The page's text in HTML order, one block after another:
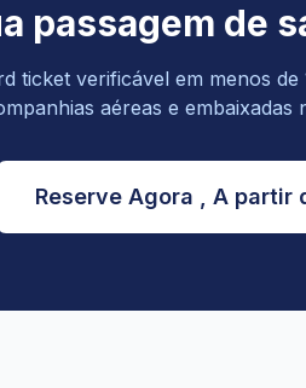
passagem de
ticket verificável em menos
aéreas e embaixadas
Reserve Agora , A partir